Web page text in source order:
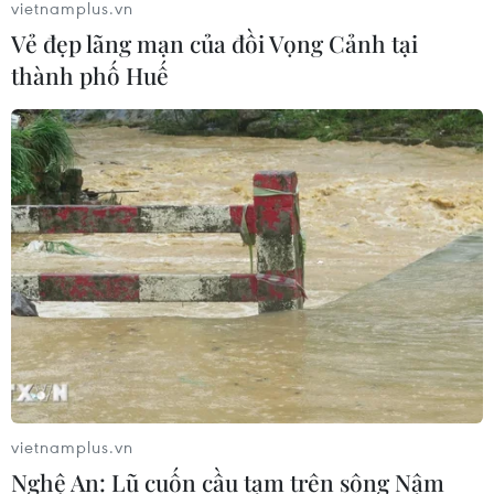
Nga thoái vốn nhà nước khỏi Sân bay
Quốc tế Sheremetyevo
07/08/2026 00:22
Nga thông báo tấn công căn
cứ ngầm của Ukraine
06/08/2026 16:21
Tây Ban Nha: 100 người thiệt mạng
trong vụ vượt biển ồ ạt vào Ceuta
06/08/2026 16:03
vietnamplus.vn
Vẻ đẹp lãng mạn của đồi Vọng Cảnh tại
thành phố Huế
vietnamplus.vn
Nghệ An: Lũ cuốn cầu tạm trên sông Nậm